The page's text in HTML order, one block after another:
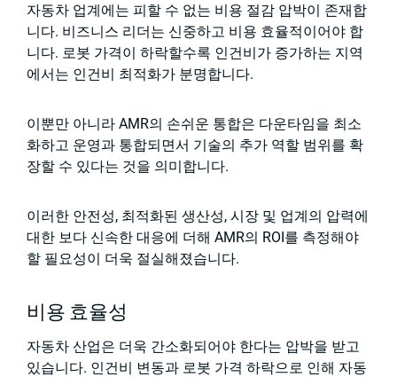
자동차 업계에는 피할 수 없는 비용 절감 압박이 존재합
니다. 비즈니스 리더는 신중하고 비용 효율적이어야 합
니다. 로봇 가격이 하락할수록 인건비가 증가하는 지역
에서는 인건비 최적화가 분명합니다.
이뿐만 아니라 AMR의 손쉬운 통합은 다운타임을 최소
화하고 운영과 통합되면서 기술의 추가 역할 범위를 확
장할 수 있다는 것을 의미합니다.
이러한 안전성, 최적화된 생산성, 시장 및 업계의 압력에
대한 보다 신속한 대응에 더해 AMR의 ROI를 측정해야
할 필요성이 더욱 절실해졌습니다.
비용 효율성
자동차 산업은 더욱 간소화되어야 한다는 압박을 받고
있습니다. 인건비 변동과 로봇 가격 하락으로 인해 자동